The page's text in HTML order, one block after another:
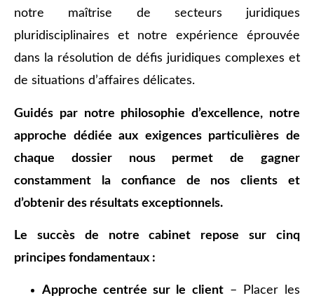
notre maîtrise de secteurs juridiques
pluridisciplinaires et notre expérience éprouvée
dans la résolution de défis juridiques complexes et
de situations d’affaires délicates.
Guidés par notre philosophie d’excellence, notre
approche dédiée aux exigences particulières de
chaque dossier nous permet de gagner
constamment la confiance de nos clients et
d’obtenir des résultats exceptionnels.
Le succès de notre cabinet repose sur cinq
principes fondamentaux :
Approche centrée sur le client– Placer les